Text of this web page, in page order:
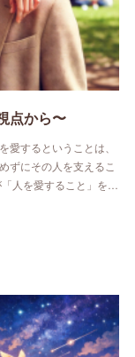
点から〜
するということは、
ずにその人を支えるこ
人を愛すること」を…